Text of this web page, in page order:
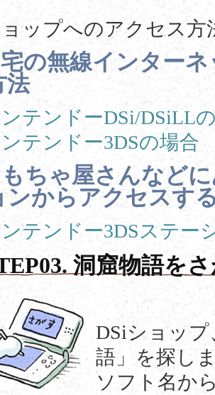
ップへのアクセス方
の無線インター
法
テンドーDSi/DSiLL
テンドー3DSの場合
ちゃ屋さんなど
ンからアクセスす
テンドー3DSステー
洞窟物語を
DSiショッ
語」を探し
ソフト名か